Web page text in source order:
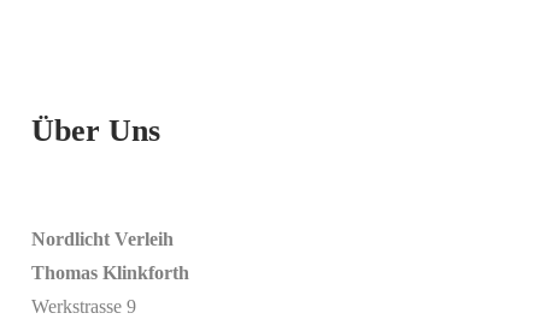
Über Uns
Nordlicht Verleih
Thomas Klinkforth
Werkstrasse 9